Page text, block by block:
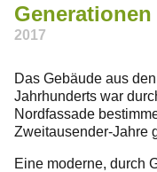
Generationen
2017
Das Gebäude aus
Jahrhunderts war
Nordfassade
Zweitausender-Jahre
Eine moderne, durch